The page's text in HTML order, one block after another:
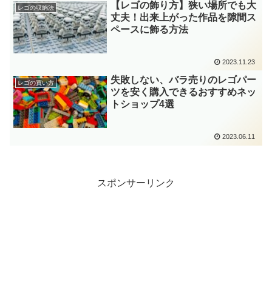
レゴの収納法
【レゴの飾り方】狭い場所でも大
丈夫！出来上がった作品を隙間ス
ペースに飾る方法
2023.11.23
レゴの買い方
失敗しない、バラ売りのレゴパー
ツを安く購入できるおすすめネッ
トショップ4選
2023.06.11
スポンサーリンク